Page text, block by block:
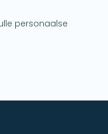
personaalse